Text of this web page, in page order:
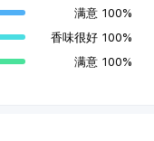
满意 100%
香味很好 100%
满意 100%